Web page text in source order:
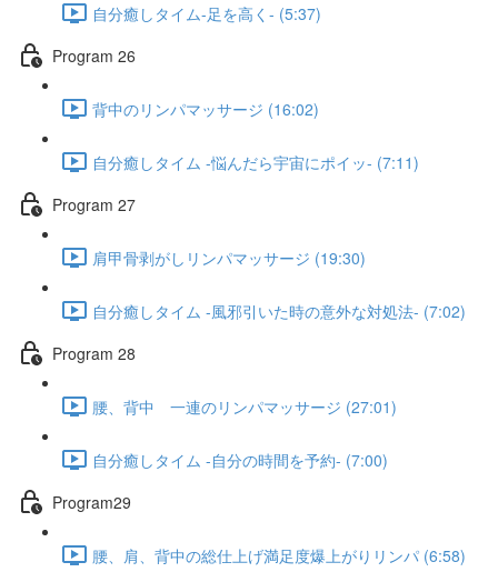
自分癒しタイム-足を高く- (5:37)
Program 26
背中のリンパマッサージ (16:02)
自分癒しタイム -悩んだら宇宙にポイッ- (7:11)
Program 27
肩甲骨剥がしリンパマッサージ (19:30)
自分癒しタイム -風邪引いた時の意外な対処法- (7:02)
Program 28
腰、背中 一連のリンパマッサージ (27:01)
自分癒しタイム -自分の時間を予約- (7:00)
Program29
腰、肩、背中の総仕上げ満足度爆上がりリンパ (6:58)